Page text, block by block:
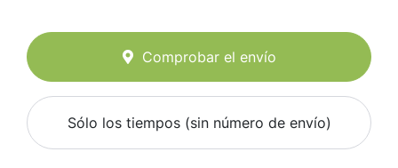
Comprobar el envío
Sólo los tiempos (sin número de envío)